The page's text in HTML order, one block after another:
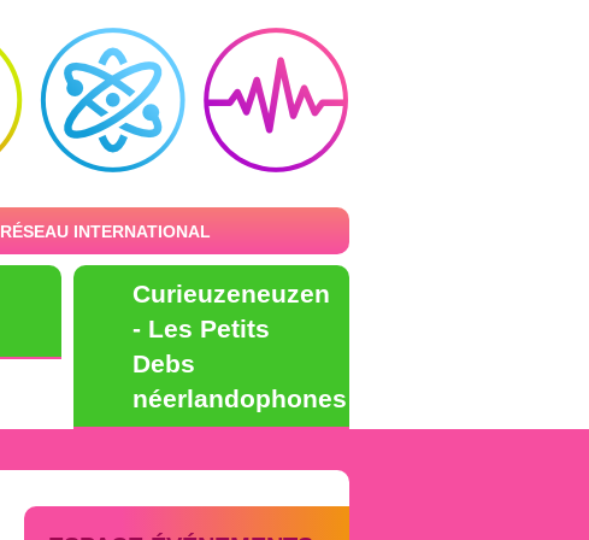
RÉSEAU INTERNATIONAL
Curieuzeneuzen
- Les Petits
Debs
néerlandophones